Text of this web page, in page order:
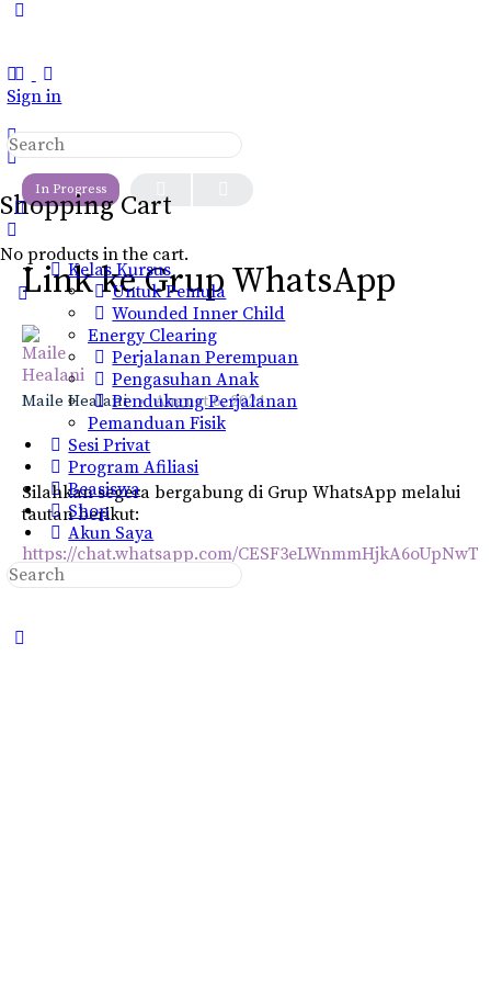
Sign in
Shopping Cart
No products in the cart.
Search
for:
Kelas Kursus
Untuk Pemula
Wounded Inner Child
Energy Clearing
Perjalanan Perempuan
Pengasuhan Anak
Pendukung Perjalanan
Pemanduan Fisik
Sesi Privat
Program Afiliasi
Beasiswa
Shop
Akun Saya
Search
for:
LESSON 1
In Progress
Link ke Grup WhatsApp
Maile Healani August 6, 2024
Silahkan segera bergabung di Grup WhatsApp melalui
tautan berikut:
https://chat.whatsapp.com/CESF3eLWnmmHjkA6oUpNwT